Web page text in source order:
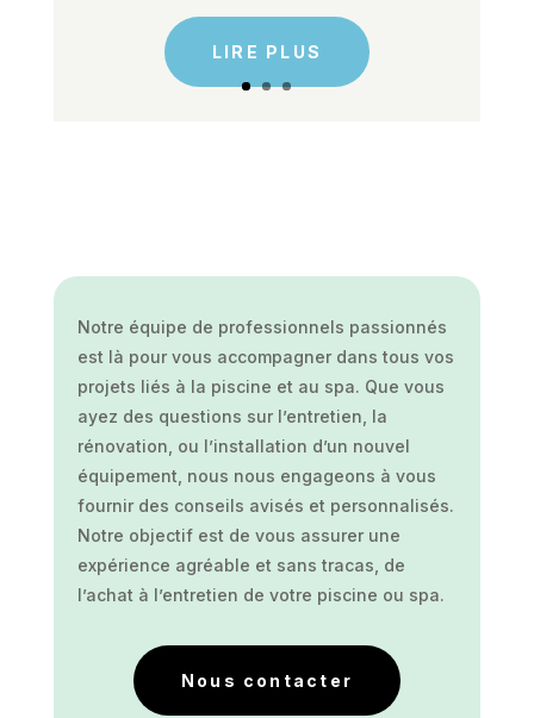
LIRE PLUS
Notre équipe de professionnels passionnés
est là pour vous accompagner dans tous vos
projets liés à la piscine et au spa. Que vous
ayez des questions sur l’entretien, la
rénovation, ou l’installation d’un nouvel
équipement, nous nous engageons à vous
fournir des conseils avisés et personnalisés.
Notre objectif est de vous assurer une
expérience agréable et sans tracas, de
l’achat à l’entretien de votre piscine ou spa.
Nous contacter